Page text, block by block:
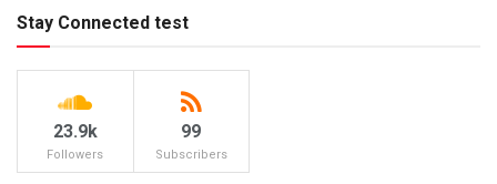
Stay Connected test
23.9k
Followers
99
Subscribers